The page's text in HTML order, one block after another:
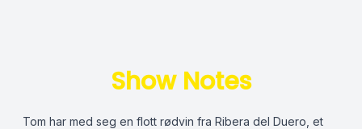
Show Notes
Tom har med seg en flott rødvin fra Ribera del Duero, et